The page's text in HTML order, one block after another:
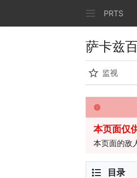
PRTS
萨卡兹
监视
本页面仅
本页面的敌
目录